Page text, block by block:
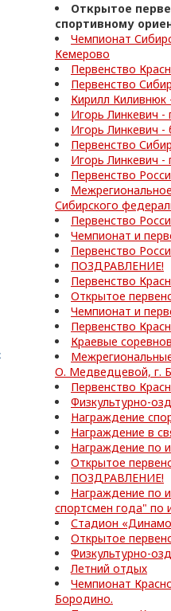
Открытое
спортивному
Чемпионат
Кемерово
Первенство
Первенство
Кирилл
Игорь Линкевич
Игорь Линкевич
Первенство
Игорь Линкевич
Первенство
Сибирского
Первенство
Чемпионат и
Первенство
ПОЗДРАВЛЕНИЕ!
Первенство
Открытое
Чемпионат и
Первенство
Краевые
О. Медведцевой, г.
Первенство
Физкультурно-
Награждение
Награждение в
Награждение по
Открытое
ПОЗДРАВЛЕНИЕ!
Награждение по
спортсмен года" по
Стадион
Открытое
Физкультурно-
Летний отдых
Чемпионат
Бородино.